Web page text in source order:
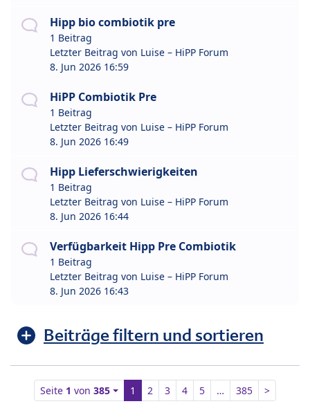
Hipp bio combiotik pre
1 Beitrag
Letzter Beitrag von Luise – HiPP Forum
8. Jun 2026 16:59
HiPP Combiotik Pre
1 Beitrag
Letzter Beitrag von Luise – HiPP Forum
8. Jun 2026 16:49
Hipp Lieferschwierigkeiten
1 Beitrag
Letzter Beitrag von Luise – HiPP Forum
8. Jun 2026 16:44
Verfügbarkeit Hipp Pre Combiotik
1 Beitrag
Letzter Beitrag von Luise – HiPP Forum
8. Jun 2026 16:43
Beiträge filtern und sortieren
Seite 1 von385 1 2 3 4 5 … 385 >